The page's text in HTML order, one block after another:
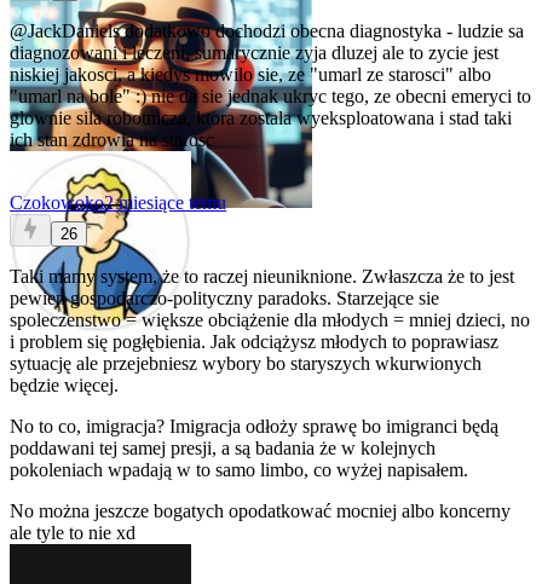
@JackDanielsdodatkowo dochodzi obecna diagnostyka - ludzie sa
diagnozowani i leczeni, sumarycznie zyja dluzej ale to zycie jest
niskiej jakosci, a kiedys mowilo sie, ze "umarl ze starosci" albo
"umarl na bole" :) nie da sie jednak ukryc tego, ze obecni emeryci to
glownie sila robotnicza, ktora zostala wyeksploatowana i stad taki
ich stan zdrowia na starosc
Czokowoko2 miesiące temu
26
Taki mamy system, że to raczej nieuniknione. Zwłaszcza że to jest
pewien gospodarczo-polityczny paradoks. Starzejące sie
spoleczenstwo = większe obciążenie dla młodych = mniej dzieci, no
i problem się pogłębienia. Jak odciążysz młodych to poprawiasz
sytuację ale przejebniesz wybory bo staryszych wkurwionych
będzie więcej.
No to co, imigracja? Imigracja odłoży sprawę bo imigranci będą
poddawani tej samej presji, a są badania że w kolejnych
pokoleniach wpadają w to samo limbo, co wyżej napisałem.
No można jeszcze bogatych opodatkować mocniej albo koncerny
ale tyle to nie xd